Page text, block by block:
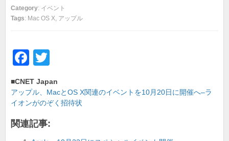
Category: イベント
Tags: Mac OS X, アップル
F
c
e
b
tt
er
■CNET Japan
アップル、MacとOS X関連のイベントを10月20日に開催へ–ラ
イオンがのぞく招待状
関連記事: